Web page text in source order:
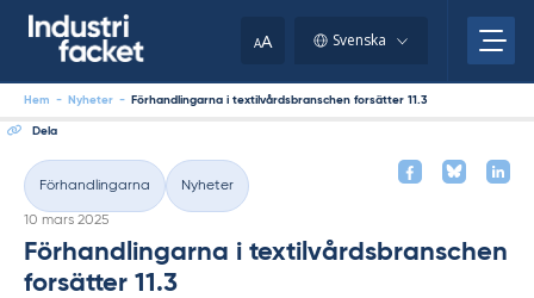
AA Svenska
Hem - Nyheter - Förhandlingarna i textilvårdsbranschen forsätter 11.3
Dela
Kategorier
Förhandlingarna Nyheter
Skriven
10 mars 2025
Förhandlingarna i textilvårdsbranschen
forsätter 11.3